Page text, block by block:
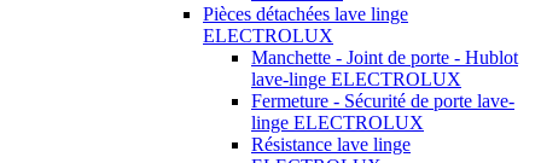
Pièces détachées lave linge
ELECTROLUX
Manchette - Joint de porte - Hublot
lave-linge ELECTROLUX
Fermeture - Sécurité de porte lave-
linge ELECTROLUX
Résistance lave linge